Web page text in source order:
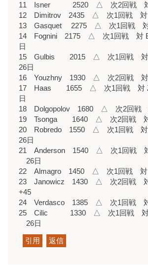
11 Isner 2520 △ 次2回戦
12 Dimitrov 2435 △ 次1回戦 対
13 Gasquet 2275 △ 次1回戦 対
14 Fognini 2175 △ 次1回戦 対
日
15 Gulbis 2015 △ 次1回戦
26日
16 Youzhny 1930 △ 次2回戦 対
17 Haas 1655 △ 次1回戦 対
日
18 Dolgopolov 1680 △ 次2回戦
19 Tsonga 1640 △ 次2回戦
20 Robredo 1550 △ 次1回戦
26日
21 Anderson 1540 △ 次1回戦
26日
22 Almagro 1450 △ 次1回戦 対
23 Janowicz 1430 △ 次2回戦
+45
24 Verdasco 1385 △ 次1回戦
25 Cilic 1330 △ 次1回戦 対
26日
引用 返信